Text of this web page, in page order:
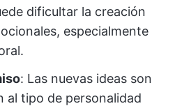
dificultar la creación
especialmente
: Las nuevas ideas son
al tipo de personalidad